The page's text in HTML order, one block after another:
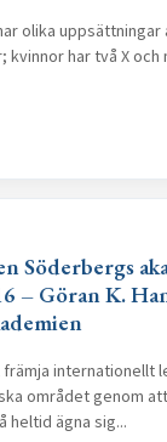
olika uppsättningar
har två X och
Söderbergs
– Göran K.
internationellt
området genom
heltid ägna sig...